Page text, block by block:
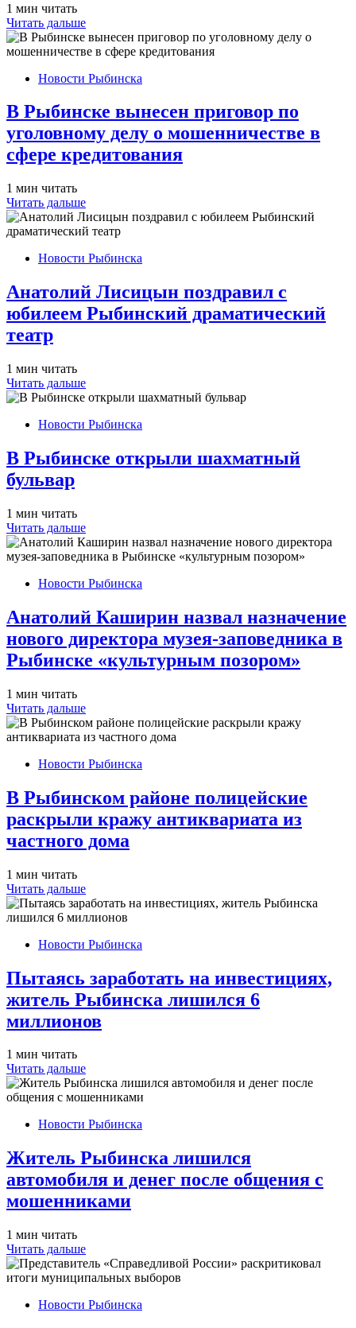
1 мин читать
Читать дальше
Новости Рыбинска
В Рыбинске вынесен приговор по
уголовному делу о мошенничестве в
сфере кредитования
1 мин читать
Читать дальше
Новости Рыбинска
Анатолий Лисицын поздравил с
юбилеем Рыбинский драматический
театр
1 мин читать
Читать дальше
Новости Рыбинска
В Рыбинске открыли шахматный
бульвар
1 мин читать
Читать дальше
Новости Рыбинска
Анатолий Каширин назвал назначение
нового директора музея-заповедника в
Рыбинске «культурным позором»
1 мин читать
Читать дальше
Новости Рыбинска
В Рыбинском районе полицейские
раскрыли кражу антиквариата из
частного дома
1 мин читать
Читать дальше
Новости Рыбинска
Пытаясь заработать на инвестициях,
житель Рыбинска лишился 6
миллионов
1 мин читать
Читать дальше
Новости Рыбинска
Житель Рыбинска лишился
автомобиля и денег после общения с
мошенниками
1 мин читать
Читать дальше
Новости Рыбинска